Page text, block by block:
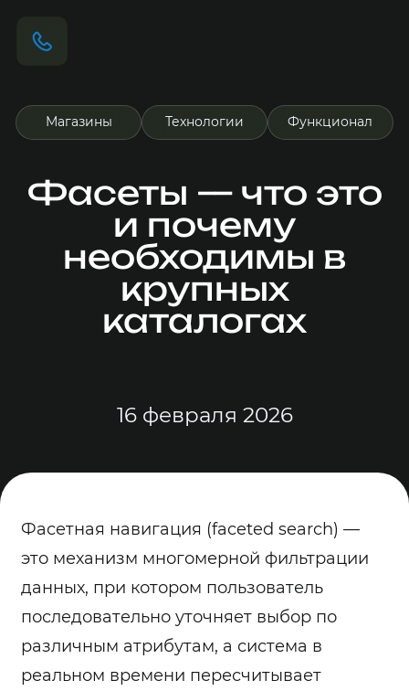
Магазины Технологии Функционал
Фасеты — что это
и почему
необходимы в
крупных
каталогах
16 февраля 2026
Фасетная навигация (faceted search) —
это механизм многомерной фильтрации
данных, при котором пользователь
последовательно уточняет выбор по
различным атрибутам, а система в
реальном времени пересчитывает